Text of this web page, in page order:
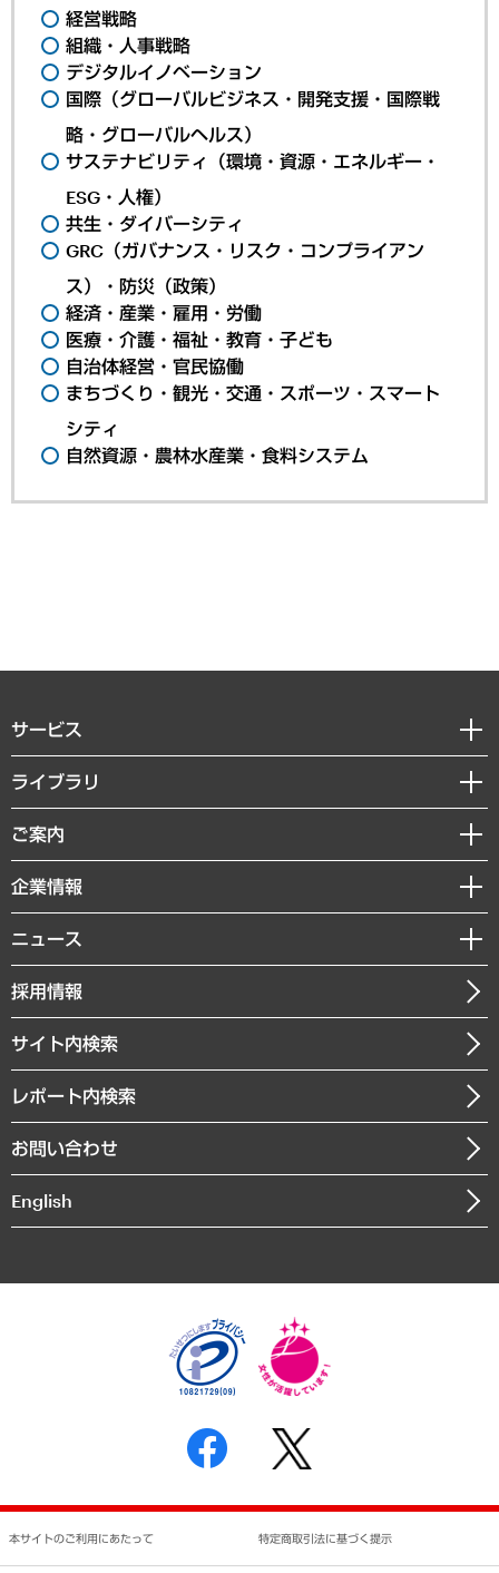
経営戦略
組織・人事戦略
デジタルイノベーション
国際（グローバルビジネス・開発支援・国際戦
略・グローバルヘルス）
サステナビリティ（環境・資源・エネルギー・
ESG・人権）
共生・ダイバーシティ
GRC（ガバナンス・リスク・コンプライアン
ス）・防災（政策）
経済・産業・雇用・労働
医療・介護・福祉・教育・子ども
自治体経営・官民協働
まちづくり・観光・交通・スポーツ・スマート
シティ
自然資源・農林水産業・食料システム
サービス
経営戦略
組織・人事戦略
デジタルイノベーション
共生・ダイバーシティ
GRC（ガバナンス・リスク・コンプライアンス）・防災（政策）
経済・産業・雇用・労働
まちづくり・観光・交通・スポーツ・スマートシティ
自然資源・農林水産業・食料システム
ライブラリ
経済調査
レポート
コラム
経営用語集
受託・受注実績（官公庁関連）
メディア掲載・出演
ご案内
セミナー・イベント情報
MUFGビジネスセミナー
受託案件情報
企業情報
私たちの想い
社長メッセージ
会社概要
沿革
組織図・本部部室紹介
インドネシア現地法人
個人情報保護方針
反社会的勢力に対する基本方針
書面による個人情報の開示等の請求の手続きについて
ニュース
ニュースリリース
お知らせ
採用情報
サイト内検索
レポート内検索
お問い合わせ
English
本サイトのご利用にあたって 特定商取引法に基づく提示